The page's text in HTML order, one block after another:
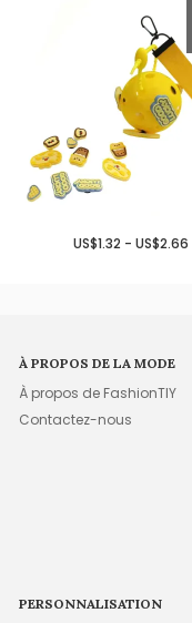
US$1.32 - US$2.66
À PROPOS DE LA MODE
À propos de FashionTIY
Contactez-nous
PERSONNALISATION